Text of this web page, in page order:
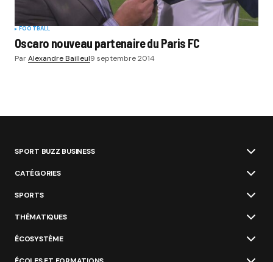
FOOTBALL
Oscaro nouveau partenaire du Paris FC
ParAlexandre Bailleul9 septembre 2014
SPORT BUZZ BUSINESS
CATÉGORIES
SPORTS
THÉMATIQUES
ÉCOSYSTÈME